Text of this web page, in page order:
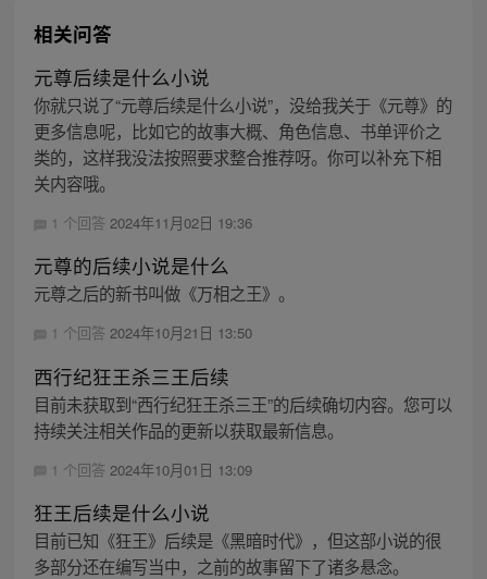
相关问答
元尊后续是什么小说
你就只说了“元尊后续是什么小说”，没给我关于《元尊》的
更多信息呢，比如它的故事大概、角色信息、书单评价之
类的，这样我没法按照要求整合推荐呀。你可以补充下相
关内容哦。
1 个回答 2024年11月02日 19:36
元尊的后续小说是什么
元尊之后的新书叫做《万相之王》。
1 个回答 2024年10月21日 13:50
西行纪狂王杀三王后续
目前未获取到“西行纪狂王杀三王”的后续确切内容。您可以
持续关注相关作品的更新以获取最新信息。
1 个回答 2024年10月01日 13:09
狂王后续是什么小说
目前已知《狂王》后续是《黑暗时代》，但这部小说的很
多部分还在编写当中，之前的故事留下了诸多悬念。